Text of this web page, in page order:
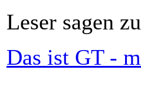
Leser sagen
Das ist GT -